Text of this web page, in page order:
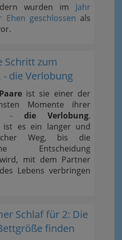
wurden im Jahr
Ehen geschlossen als
Schritt zum
- die Verlobung
ist sie einer der
Momente ihrer
- die Verlobung.
ist es ein langer und
Weg, bis die
Entscheidung
mit dem Partner
Lebens verbringen
Schlaf für 2: Die
finden